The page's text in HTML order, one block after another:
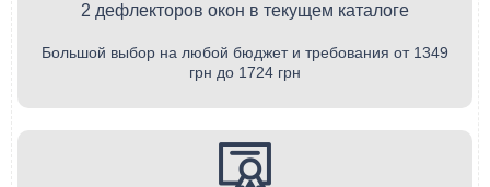
2 дефлекторов окон в текущем каталоге
Большой выбор на любой бюджет и требования от 1349
грн до 1724 грн